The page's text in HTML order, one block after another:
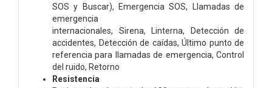
SOS y Buscar),
Emergencia SOS,
Llamadas de
emergencia
internacionales, Sirena, Linterna,
Detección de
accidentes, Detección de caídas, Último punto de
referencia para llamadas de emergencia, Control
del ruido, Retorno
Resistencia